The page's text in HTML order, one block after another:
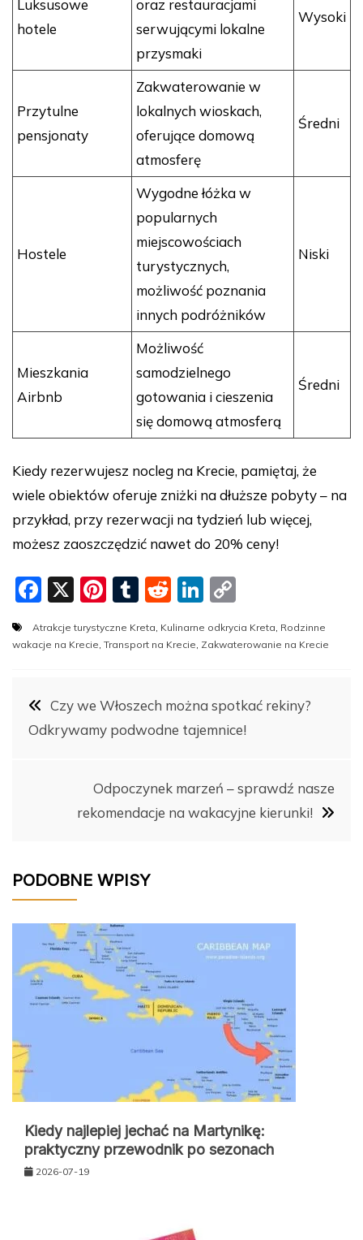
Luksusowe
hotele
oraz restauracjami
serwującymi lokalne
przysmaki
Wysoki
Przytulne
pensjonaty
Zakwaterowanie w
lokalnych wioskach,
oferujące domową
atmosferę
Średni
Hostele
Wygodne łóżka w
popularnych
miejscowościach
turystycznych,
możliwość poznania
innych podróżników
Niski
Mieszkania
Airbnb
Możliwość
samodzielnego
gotowania i cieszenia
się domową atmosferą
Średni
Kiedy rezerwujesz nocleg na Krecie, pamiętaj, że
wiele obiektów oferuje zniżki na dłuższe pobyty – na
przykład, przy rezerwacji na tydzień lub więcej,
możesz zaoszczędzić nawet do 20% ceny!
F
a
c
b
o
o
X
Pi
er
st
T
m
R
e
d
Li
k
n
p
Li
n
k
Atrakcje turystyczne Kreta Kulinarne odkrycia Kreta Rodzinne
wakacje na Krecie Transport na Krecie Zakwaterowanie na Krecie
Nawigacja
Czy we Włoszech można spotkać rekiny?
Odkrywamy podwodne tajemnice!
Odpoczynek marzeń – sprawdź nasze
rekomendacje na wakacyjne kierunki!
PODOBNE WPISY
Kiedy najlepiej jechać na Martynikę:
praktyczny przewodnik po sezonach
2026-07-19